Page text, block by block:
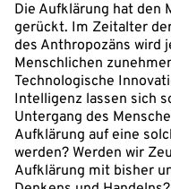
Die Aufklärung hat den
gerückt. Im Zeitalter
des Anthropozäns wird
Menschlichen
Technologische
Intelligenz lassen sich
Untergang des
Aufklärung auf eine
werden? Werden wir
Aufklärung mit bisher